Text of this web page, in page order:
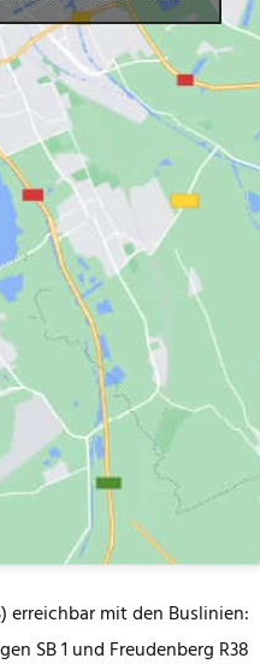
mit den Buslinien:
SB 1 und Freudenberg R38